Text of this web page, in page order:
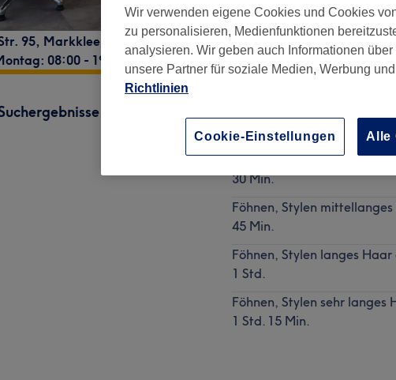
95, Markkleeberg, 04416
08:00 - 19:00
Details anzeigen
Föhnen, Stylen kurzes Haar
30 Min.
Föhnen, Stylen
45 Min.
Föhnen, Stylen langes
1 Std.
Föhnen, Stylen sehr langes
1 Std. 15 Min.
Wir verwenden eigene Cookies und Cookies
zu personalisieren, Medienfunktionen
analysieren. Wir geben auch Informationen
unsere Partner für soziale Medien, Werbung
Richtlinien
Cookie-Einstellungen Alle